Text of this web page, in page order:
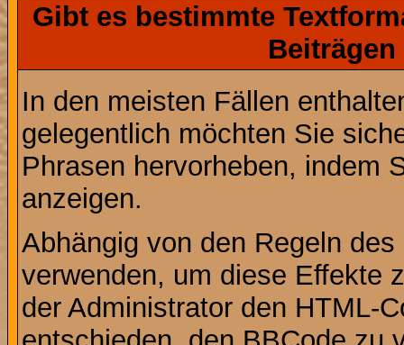
Gibt es bestimmte
In den meisten Fällen
gelegentlich möchten Sie
Phrasen hervorheben, indem
anzeigen.
Abhängig von den Regeln
verwenden, um diese Effekte
der Administrator den HTML-